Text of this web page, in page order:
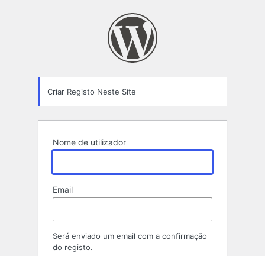
Criar Registo Neste Site
Nome de utilizador
Email
Será enviado um email com a confirmação
do registo.